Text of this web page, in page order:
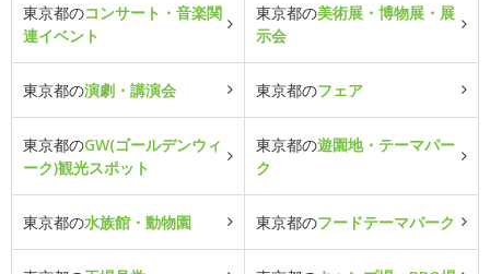
東京都のコンサート・音楽関
連イベント
東京都の美術展・博物展・展
示会
東京都の演劇・講演会 東京都のフェア
東京都のGW(ゴールデンウィ
ーク)観光スポット
東京都の遊園地・テーマパー
ク
東京都の水族館・動物園 東京都のフードテーマパーク